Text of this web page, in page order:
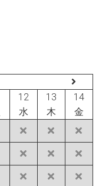
12
水
13
木
14
金